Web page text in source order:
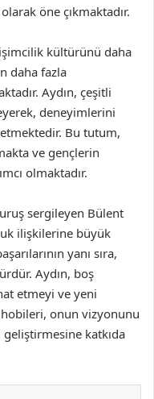
öne çıkmaktadır.
kültürünü daha
daha fazla
Aydın, çeşitli
deneyimlerini
Bu tutum,
ve gençlerin
olmaktadır.
sergileyen Bülent
ilişkilerine büyük
yanı sıra,
Aydın, boş
etmeyi ve yeni
onun vizyonunu
geliştirmesine katkıda